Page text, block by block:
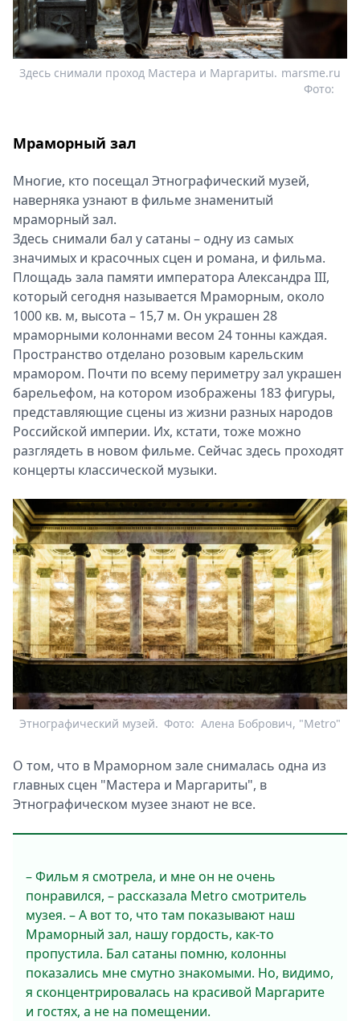
Здесь снимали проход Мастера и Маргариты. marsme.ru
Фото:
Мраморный зал
Многие, кто посещал Этнографический музей,
наверняка узнают в фильме знаменитый
мраморный зал.
Здесь снимали бал у сатаны – одну из самых
значимых и красочных сцен и романа, и фильма.
Площадь зала памяти императора Александра III,
который сегодня называется Мраморным, около
1000 кв. м, высота – 15,7 м. Он украшен 28
мраморными колоннами весом 24 тонны каждая.
Пространство отделано розовым карельским
мрамором. Почти по всему периметру зал украшен
барельефом, на котором изображены 183 фигуры,
представляющие сцены из жизни разных народов
Российской империи. Их, кстати, тоже можно
разглядеть в новом фильме. Сейчас здесь проходят
концерты классической музыки.
Этнографический музей. Алена Бобрович, "Metro"
Фото:
О том, что в Мраморном зале снималась одна из
главных сцен "Мастера и Маргариты", в
Этнографическом музее знают не все.
– Фильм я смотрела, и мне он не очень
понравился, – рассказала Metro смотритель
музея. – А вот то, что там показывают наш
Мраморный зал, нашу гордость, как-то
пропустила. Бал сатаны помню, колонны
показались мне смутно знакомыми. Но, видимо,
я сконцентрировалась на красивой Маргарите
и гостях, а не на помещении.